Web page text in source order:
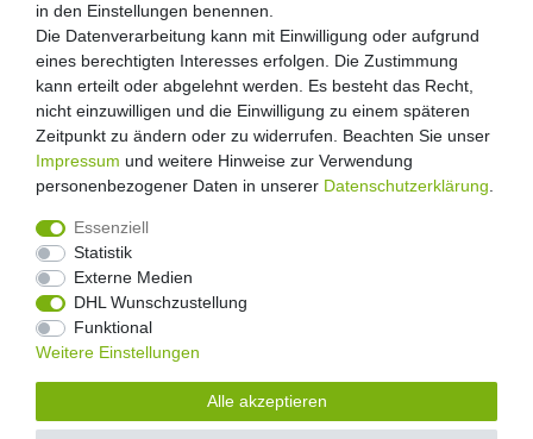
Widerrufs­recht Widerrufs­formular
Daten­schutz­erklärung
in den Einstellungen benennen.
Die Datenverarbeitung kann mit Einwilligung oder aufgrund
eines berechtigten Interesses erfolgen. Die Zustimmung
kann erteilt oder abgelehnt werden. Es besteht das Recht,
nicht einzuwilligen und die Einwilligung zu einem späteren
Zeitpunkt zu ändern oder zu widerrufen. Beachten Sie unser
Impressum und weitere Hinweise zur Verwendung
personenbezogener Daten in unserer Daten­schutz­erklärung
Essenziell
Statistik
Externe Medien
DHL Wunschzustellung
Funktional
Weitere Einstellungen
Alle akzeptieren